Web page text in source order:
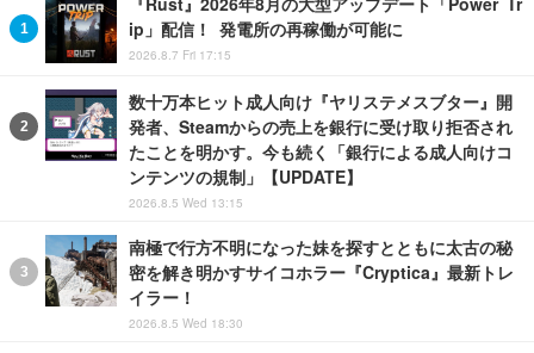
『Rust』2026年8月の大型アップデート「Power Tr
ip」配信！ 発電所の再稼働が可能に
2026.8.7 Fri 17:15
数十万本ヒット成人向け『ヤリステメスブター』開
発者、Steamからの売上を銀行に受け取り拒否され
たことを明かす。今も続く「銀行による成人向けコ
ンテンツの規制」【UPDATE】
2026.8.5 Wed 13:15
南極で行方不明になった妹を探すとともに太古の秘
密を解き明かすサイコホラー『Cryptica』最新トレ
イラー！
2026.8.5 Wed 18:30